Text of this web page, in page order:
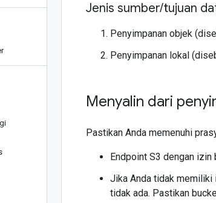
Jenis sumber/tujuan
Penyimpanan objek
Penyimpanan lokal
Menyalin dari
Pastikan Anda memenuhi
Endpoint S3 dengan izin
Jika Anda tidak memiliki
tidak ada. Pastikan